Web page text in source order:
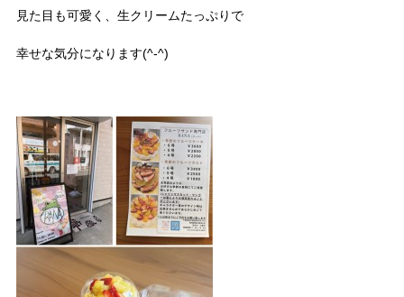
見た目も可愛く、生クリームたっぷりで
幸せな気分になります(^-^)